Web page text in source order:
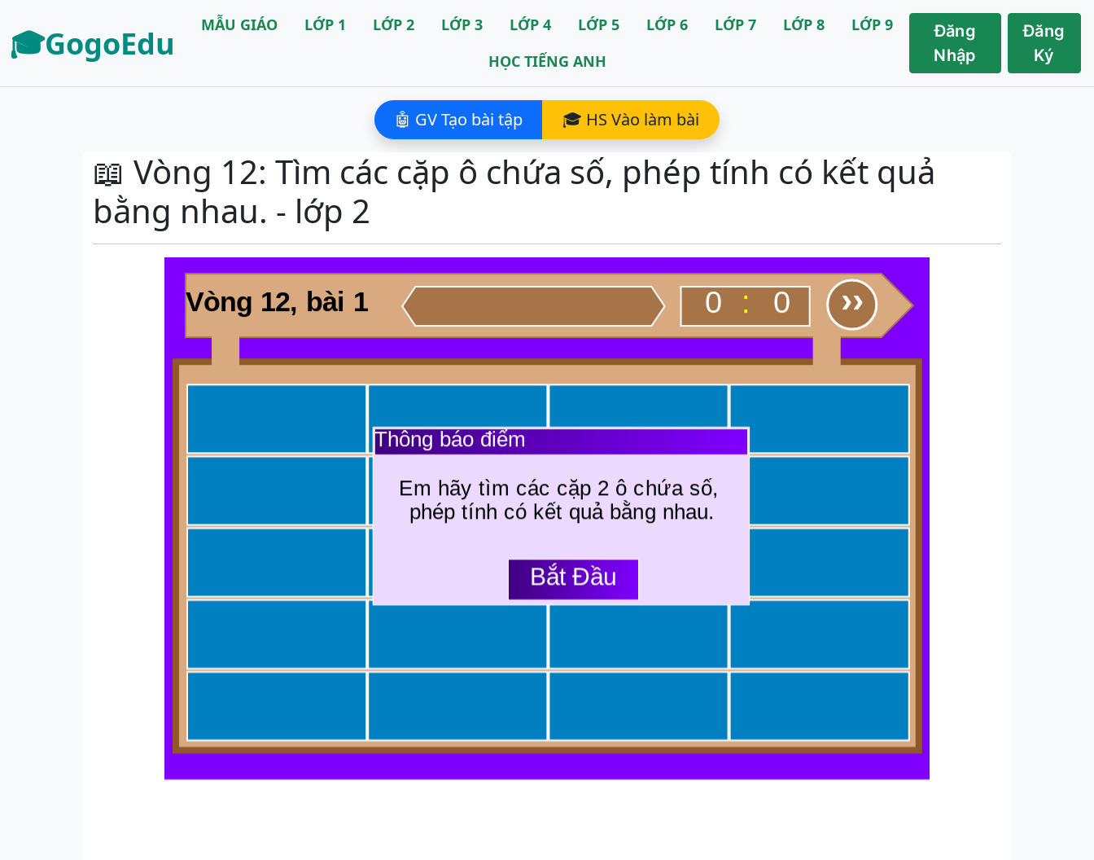
🎓GogoEdu MẪU GIÁO LỚP 1 LỚP 2 LỚP 3 LỚP 4 LỚP 5 LỚP 6 LỚP 7 LỚP 8
LỚP 9
HỌC TIẾNG ANH
Đăng
Nhập
Đăng
Ký
🤖 GV Tạo bài tập 🎓 HS Vào làm bài
📖 Vòng 12: Tìm các cặp ô chứa số, phép tính có kết quả
bằng nhau. - lớp 2